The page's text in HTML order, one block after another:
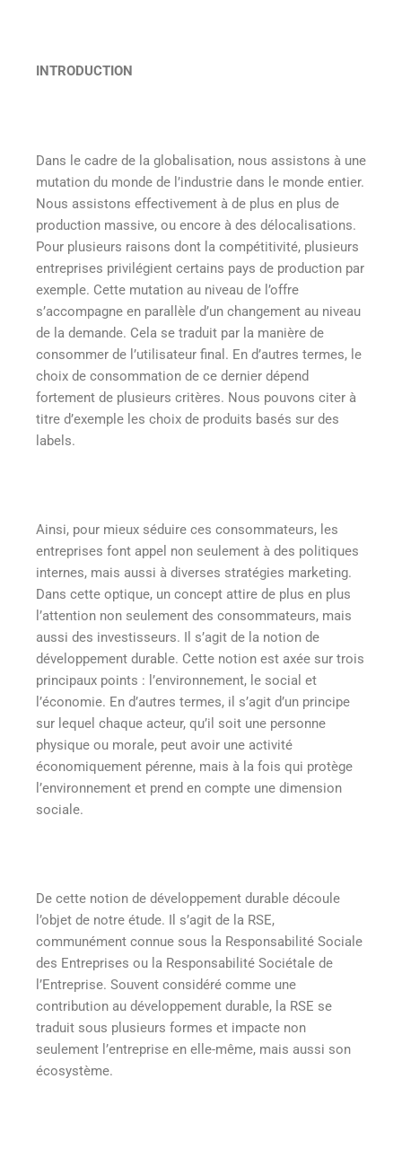
INTRODUCTION
Dans le cadre de la globalisation, nous assistons à une
mutation du monde de l’industrie dans le monde entier.
Nous assistons effectivement à de plus en plus de
production massive, ou encore à des délocalisations.
Pour plusieurs raisons dont la compétitivité, plusieurs
entreprises privilégient certains pays de production par
exemple. Cette mutation au niveau de l’offre
s’accompagne en parallèle d’un changement au niveau
de la demande. Cela se traduit par la manière de
consommer de l’utilisateur final. En d’autres termes, le
choix de consommation de ce dernier dépend
fortement de plusieurs critères. Nous pouvons citer à
titre d’exemple les choix de produits basés sur des
labels.
Ainsi, pour mieux séduire ces consommateurs, les
entreprises font appel non seulement à des politiques
internes, mais aussi à diverses stratégies marketing.
Dans cette optique, un concept attire de plus en plus
l’attention non seulement des consommateurs, mais
aussi des investisseurs. Il s’agit de la notion de
développement durable. Cette notion est axée sur trois
principaux points : l’environnement, le social et
l’économie. En d’autres termes, il s’agit d’un principe
sur lequel chaque acteur, qu’il soit une personne
physique ou morale, peut avoir une activité
économiquement pérenne, mais à la fois qui protège
l’environnement et prend en compte une dimension
sociale.
De cette notion de développement durable découle
l’objet de notre étude. Il s’agit de la RSE,
communément connue sous la Responsabilité Sociale
des Entreprises ou la Responsabilité Sociétale de
l’Entreprise. Souvent considéré comme une
contribution au développement durable, la RSE se
traduit sous plusieurs formes et impacte non
seulement l’entreprise en elle-même, mais aussi son
écosystème.